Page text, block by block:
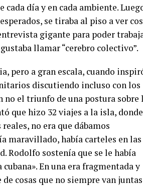
día y en cada ambiente.
se tiraba al piso a ver
gigante para poder
llamar “cerebro colectivo”.
pero a gran escala, cuando
discutiendo incluso con los
no el triunfo de una postura sobre
que hizo 32 viajes a la isla, donde
no era que dábamos
maravillado, había carteles en las
Rodolfo sostenía que se le había
En una era fragmentada y
cosas que no siempre van